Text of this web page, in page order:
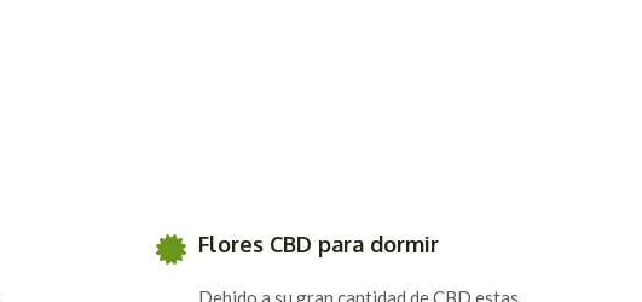
Flores CBD para dormir
Debido a su gran cantidad de CBD estas